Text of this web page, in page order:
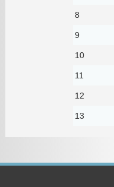
8
9
10
11
12
13